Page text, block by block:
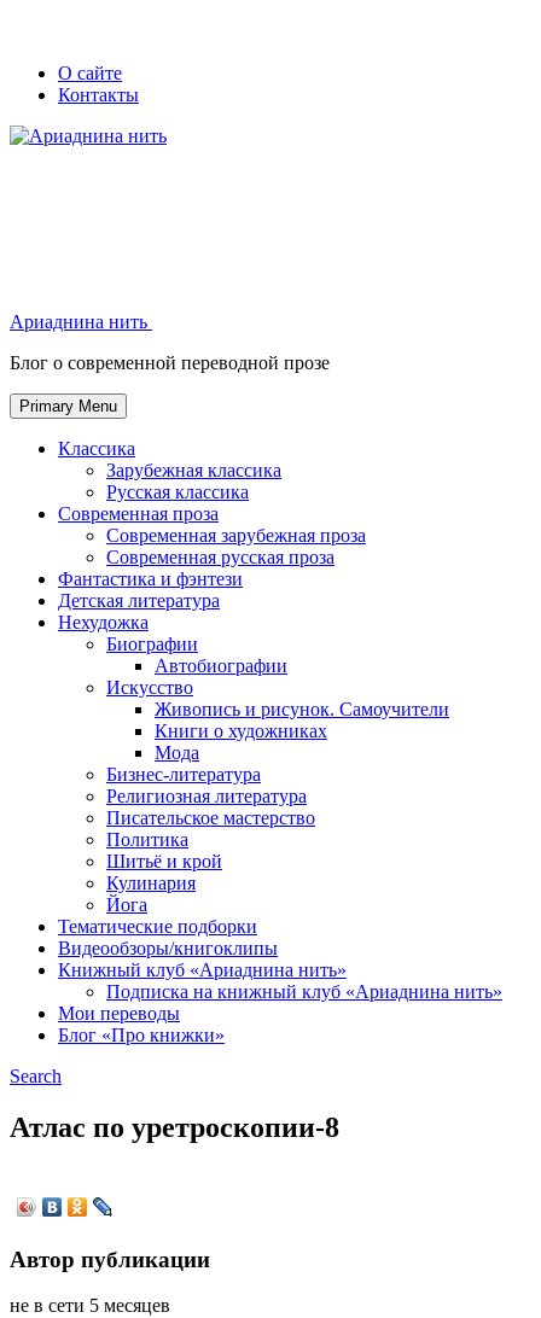
Skip
Secondary
left
navigation
Secondary
right
navigation
О сайте
Контакты
Ариаднина нить
Блог о современной переводной прозе
Primary Menu
Классика
Зарубежная классика
Русская классика
Современная проза
Современная зарубежная проза
Современная русская проза
Фантастика и фэнтези
Детская литература
Нехудожка
Биографии
Автобиографии
Искусство
Живопись и рисунок. Самоучители
Книги о художниках
Мода
Бизнес-литература
Религиозная литература
Писательское мастерство
Политика
Шитьё и крой
Кулинария
Йога
Тематические подборки
Видеообзоры/книгоклипы
Книжный клуб «Ариаднина нить»
Подписка на книжный клуб «Ариаднина нить»
Мои переводы
Блог «Про книжки»
Search
Атлас по уретроскопии-8
Автор публикации
не в сети 5 месяцев